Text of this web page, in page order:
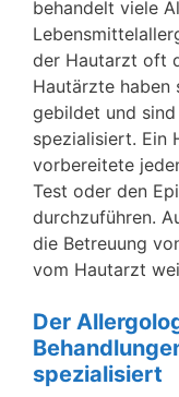
behandelt viele
der Hautarzt oft
Hautärzte
gebildet und
spezialisiert. Ein
vorbereitete
Test oder den
durchzuführen.
die Betreuung
vom Hautarzt
Der
spezialisiert